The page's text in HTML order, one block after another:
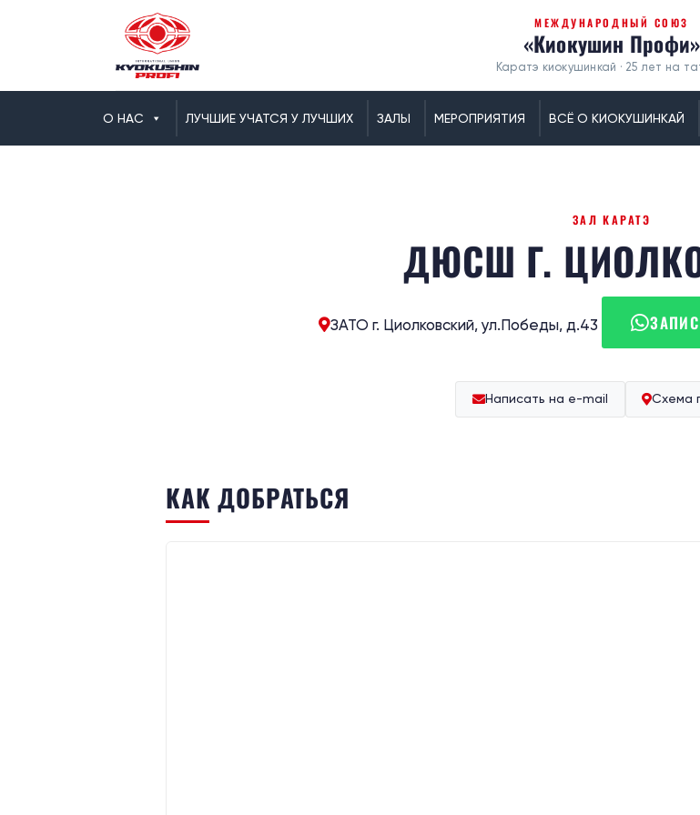
МЕЖДУНАРОДНЫЙ СОЮЗ
«Киокушин Профи»
Каратэ киокушинкай · 25 лет на
О НАС ЛУЧШИЕ УЧАТСЯ У ЛУЧШИХ ЗАЛЫ МЕРОПРИЯТИЯ ВСЁ О КИОКУШИНКАЙ
ЗАЛ КАРАТЭ
ДЮСШ Г.
ЗАТО г. Циолковский, ул.Победы, д.43
Написать на e-mail Схема
КАК ДОБРАТЬСЯ